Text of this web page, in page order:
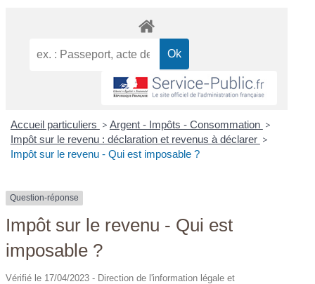
Accueil particuliers > Argent - Impôts - Consommation >
Impôt sur le revenu : déclaration et revenus à déclarer >
Impôt sur le revenu - Qui est imposable ?
Question-réponse
Impôt sur le revenu - Qui est
imposable ?
Vérifié le 17/04/2023 - Direction de l'information légale et